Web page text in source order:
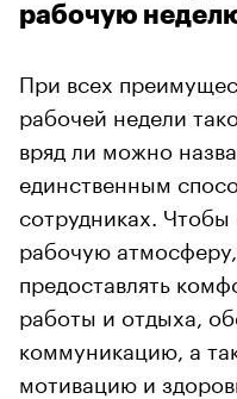
рабочую
При всех
рабочей недели
вряд ли можно
единственным
сотрудниках.
рабочую
предоставлять
работы и отдыха,
коммуникацию, а
мотивацию и